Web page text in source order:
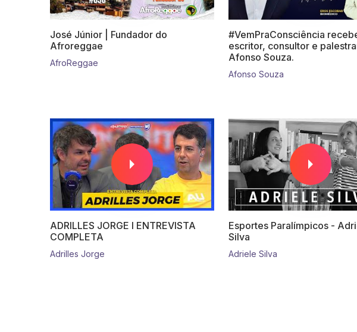
José Júnior | Fundador do
Afroreggae
AfroReggae
#VemPraConsciência
escritor, consultor e
Afonso Souza.
Afonso Souza
ADRILLES JORGE I ENTREVISTA
COMPLETA
Adrilles Jorge
Esportes Paralímpicos -
Silva
Adriele Silva